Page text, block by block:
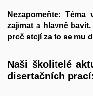
Nezapomeňte:
zajímat a hlavně
proč stojí za to se mu
Naši školitelé
disertačních prací: